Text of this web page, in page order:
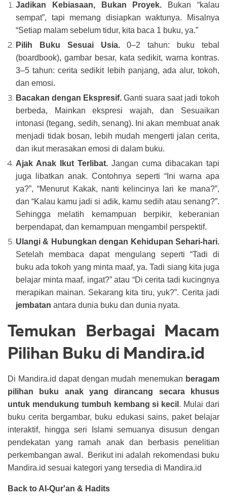
Jadikan Kebiasaan, Bukan Proyek.
Bukan “kalau
sempat”, tapi memang disiapkan waktunya. Misalnya
“Setiap malam sebelum tidur, kita baca 1 buku, ya.”
Pilih Buku Sesuai Usia.0–2 tahun: buku tebal
(boardbook), gambar besar, kata sedikit, warna kontras.
3–5 tahun: cerita sedikit lebih panjang, ada alur, tokoh,
dan emosi.
Bacakan dengan Ekspresif. Ganti suara saat jadi tokoh
berbeda, Mainkan ekspresi wajah, dan Sesuaikan
intonasi (tegang, sedih, senang). Ini akan membuat anak
menjadi tidak bosan, lebih mudah mengerti jalan cerita,
dan ikut merasakan emosi di dalam buku.
Ajak Anak Ikut Terlibat. Jangan cuma dibacakan tapi
juga libatkan anak. Contohnya seperti “Ini warna apa
ya?”, “Menurut Kakak, nanti kelincinya lari ke mana?”,
dan “Kalau kamu jadi si adik, kamu sedih atau senang?”.
Sehingga melatih kemampuan berpikir, keberanian
berpendapat, dan kemampuan mengambil perspektif.
Ulangi & Hubungkan dengan Kehidupan Sehari-hari.
Setelah membaca dapat mengulang seperti “Tadi di
buku ada tokoh yang minta maaf, ya. Tadi siang kita juga
belajar minta maaf, ingat?” atau “Di cerita tadi kucingnya
merapikan mainan. Sekarang kita tiru, yuk?”. Cerita jadi
jembatan antara dunia buku dan dunia nyata.
Temukan Berbagai Macam
Pilihan Buku di Mandira.id
Di Mandira.id dapat dengan mudah menemukan beragam
pilihan buku anak yang dirancang secara khusus
untuk mendukung tumbuh kembang si kecil . Mulai dari
buku cerita bergambar, buku edukasi sains, paket belajar
interaktif, hingga seri Islami semuanya disusun dengan
pendekatan yang ramah anak dan berbasis penelitian
perkembangan awal.
Berikut ini adalah rekomendasi buku
Mandira.id sesuai kategori yang tersedia di Mandira.id
Back to Al-Qur'an & Hadits